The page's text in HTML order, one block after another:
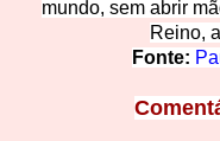
mundo, sem abrir
Reino,
Fonte: